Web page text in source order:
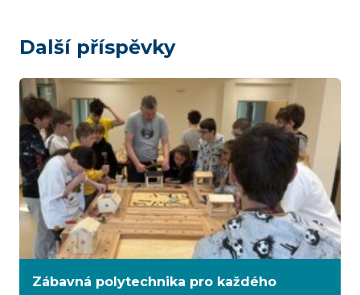
Další příspěvky
Zábavná polytechnika pro každého